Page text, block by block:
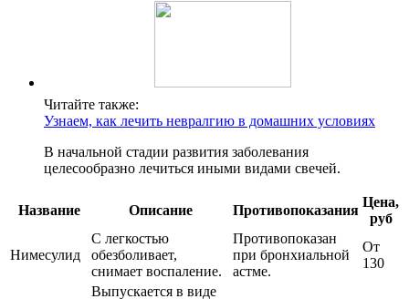
Читайте также:
Узнаем, как лечить невралгию в домашних условиях
В начальной стадии развития заболевания
целесообразно лечиться иными видами свечей.
Название Описание Противопоказания
Цена,
руб
Нимесулид
С легкостью
обезболивает,
снимает воспаление.
Противопоказан
при бронхиальной
астме.
От
130
Выпускается в виде